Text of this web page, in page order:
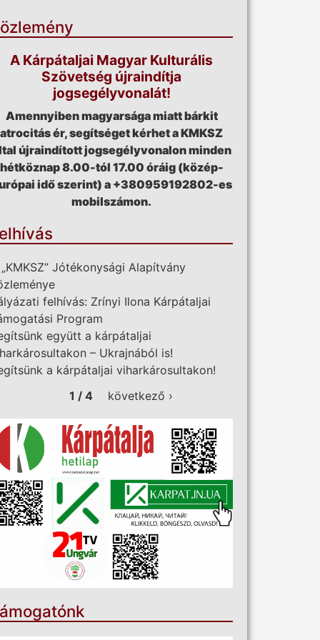
A Kárpátaljai Magyar Kulturális
Szövetség újraindítja
jogsegélyvonalát!
Amennyiben magyarsága miatt bárkit
atrocitás ér, segítséget kérhet a KMKSZ
újraindított jogsegélyvonalon minden
hétköznap 8.00-tól 17.00 óráig (közép-
idő szerint) a +380959192802-es
mobilszámon.
Jótékonysági Alapítvány
felhívás: Zrínyi Ilona Kárpátaljai
Program
együtt a kárpátaljai
– Ukrajnából is!
a kárpátaljai viharkárosultakon!
1 / 4
következő ›